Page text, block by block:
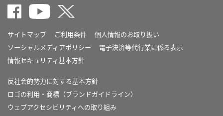
サイトマップ ご利用条件
個人情報のお取り扱い
ソーシャルメディアポリシー
電子決済等代行業に係る表示
情報セキュリティ基本方針
反社会的勢力に対する基本方針
ロゴの利用・商標（ブランドガイドライン）
ウェブアクセシビリティへの取り組み